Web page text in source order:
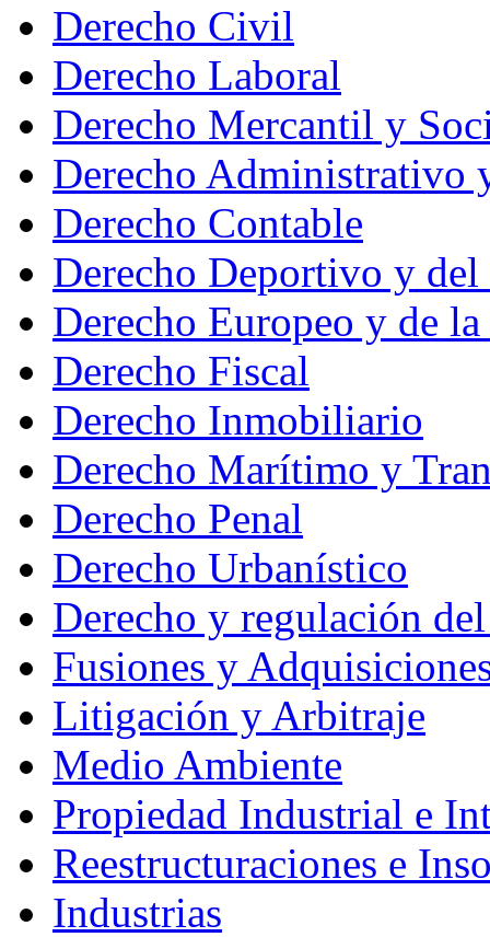
Derecho Civil
Derecho Laboral
Derecho Mercantil y
Derecho Administrativo
Derecho Contable
Derecho Deportivo y
Derecho Europeo y de
Derecho Fiscal
Derecho Inmobiliario
Derecho Marítimo y
Derecho Penal
Derecho Urbanístico
Derecho y regulación
Fusiones y
Litigación y Arbitraje
Medio Ambiente
Propiedad Industrial e
Reestructuraciones e
Industrias